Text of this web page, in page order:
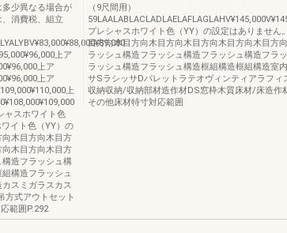
少異なる場合が
消費税、組立
上ア
上ア
上ア
上
ャスホワイト色
イト色（YY）の
木目方向木目方
木目方向木目方
造フラッシュ構
構造フラッシュ
スミガラスカス
方式アウトセット
範囲P.292
（9尺間用）
プレシャスホワイト色（YY）の設定はありません
目方向木目方向木目方向木目方向木目方向木目方
ラッシュ構造フラッシュ構造フラッシュ構造フラ
ラッシュ構造フラッシュ構造框組構造框組構造室
サSラシッサDパレットラテオヴィンティアラフィ
収納収納/収納部材造作材DS窓枠木質床材/床造作
その他床材特寸対応範囲